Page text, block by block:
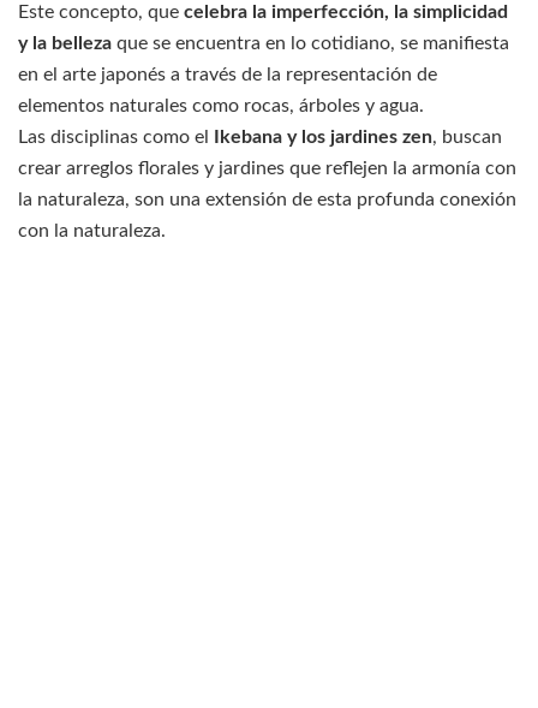
Este concepto, que celebra la imperfección, la simplicidad
y la belleza que se encuentra en lo cotidiano, se manifiesta
en el arte japonés a través de la representación de
elementos naturales como rocas, árboles y agua.
Las disciplinas como el
Ikebana y los jardines zen, buscan
crear arreglos florales y jardines que reflejen la armonía con
la naturaleza, son una extensión de esta profunda conexión
con la naturaleza.